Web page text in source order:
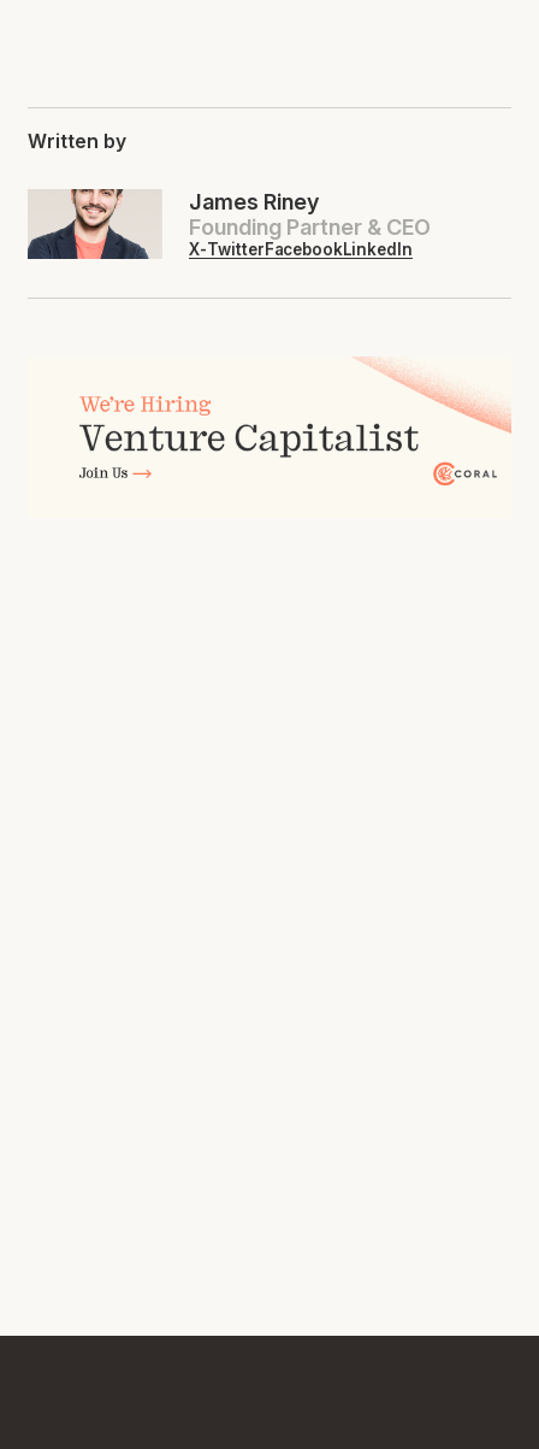
Written by
James Riney
Founding Partner & CEO
X-TwitterFacebookLinkedIn